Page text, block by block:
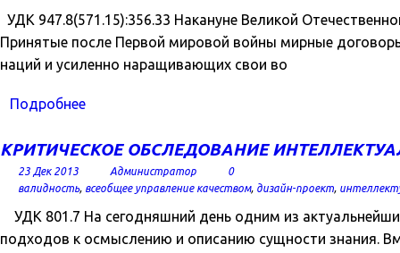
УДК 947.8(571.15):356.33 Накануне Великой
Принятые после Первой мировой войны мирные
наций и усиленно наращивающих свои во
Подробнее
КРИТИЧЕСКОЕ ОБСЛЕДОВАНИЕ
23 Дек 2013 Администратор
0
валидность, всеобщее управление качеством, дизайн-проект,
УДК 801.7 На сегодняшний день одним из
подходов к осмыслению и описанию сущности знания.